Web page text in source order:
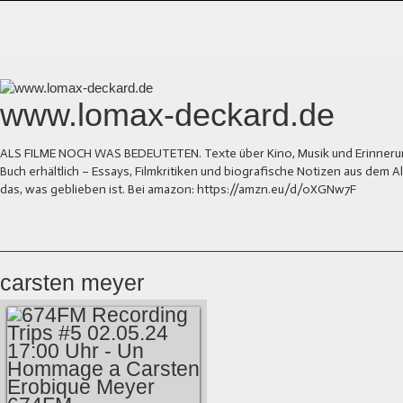
www.lomax-deckard.de
ALS FILME NOCH WAS BEDEUTETEN. Texte über Kino, Musik und
Buch erhältlich – Essays, Filmkritiken und biografische Notizen aus dem
das, was geblieben ist. Bei amazon: https://amzn.eu/d/0XGNw7F
carsten meyer